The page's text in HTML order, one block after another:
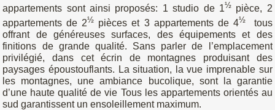
appartements sont ainsi proposés: 1 studio de 1½pièce, 2
appartements de 2½ pièces et 3 appartements de 4½tous
offrant de généreuses surfaces, des équipements et des
finitions de grande qualité. Sans parler de l’emplacement
privilégié, dans cet écrin de montagnes produisant des
paysages époustouflants. La situation, la vue imprenable sur
les montagnes, une ambiance bucolique, sont la garantie
d’une haute qualité de vie Tous les appartements orientés au
sud garantissent un ensoleillement maximum.